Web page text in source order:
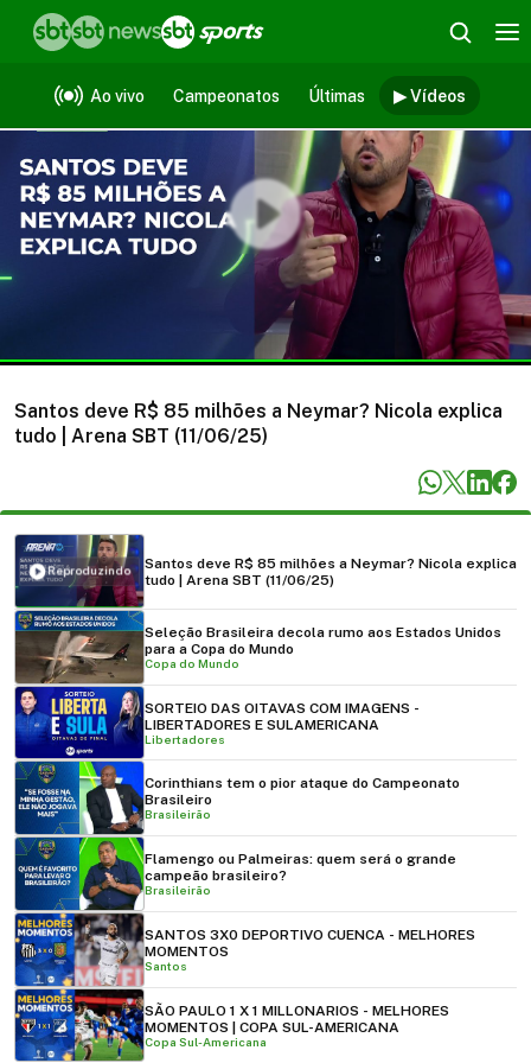
Ao vivo Campeonatos Últimas ▶ Vídeos
Vídeos
Santos deve R$ 85 milhões a Neymar? Nicola explica
tudo | Arena SBT (11/06/25)
Reproduzindo
Santos deve R$ 85 milhões a Neymar? Nicola explica
tudo | Arena SBT (11/06/25)
Seleção Brasileira decola rumo aos Estados Unidos
para a Copa do Mundo
Copa do Mundo
SORTEIO DAS OITAVAS COM IMAGENS -
LIBERTADORES E SULAMERICANA
Libertadores
Corinthians tem o pior ataque do Campeonato
Brasileiro
Brasileirão
Flamengo ou Palmeiras: quem será o grande
campeão brasileiro?
Brasileirão
SANTOS 3X0 DEPORTIVO CUENCA - MELHORES
MOMENTOS
Santos
SÃO PAULO 1 X 1 MILLONARIOS - MELHORES
MOMENTOS | COPA SUL-AMERICANA
Copa Sul-Americana